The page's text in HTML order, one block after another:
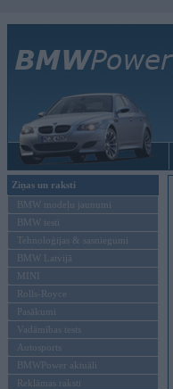
Ziņas un raksti
BMW modeļu jaunumi
BMW testi
Tehnoloģijas & sasniegumi
BMW Latvijā
MINI
Rolls-Royce
Pasākumi
Vadāmības tests
Autosports
BMWPower aktuāli
Reklāmas raksti